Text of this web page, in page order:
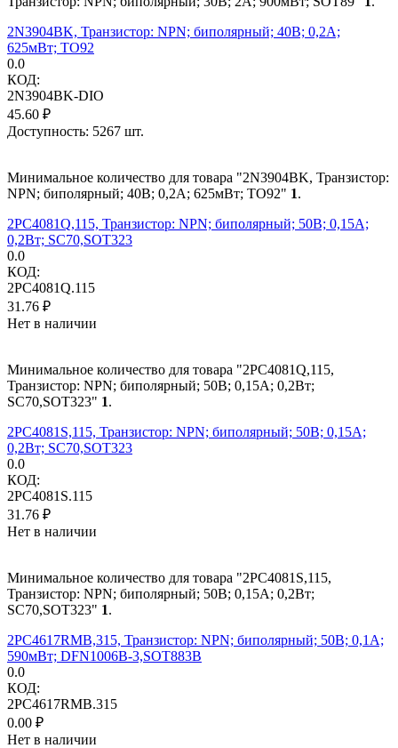
2N3904BK, Транзистор: NPN; биполярный; 40В; 0,2А;
625мВт; TO92
0.0
КОД:
2N3904BK-DIO
45.60 ₽
Доступность: 5267 шт.
Минимальное количество для товара "2N3904BK, Транзистор:
NPN; биполярный; 40В; 0,2А; 625мВт; TO92" 1.
2PC4081Q,115, Транзистор: NPN; биполярный; 50В; 0,15А;
0,2Вт; SC70,SOT323
0.0
КОД:
2PC4081Q.115
31.76 ₽
Нет в наличии
Минимальное количество для товара "2PC4081Q,115,
Транзистор: NPN; биполярный; 50В; 0,15А; 0,2Вт;
SC70,SOT323" 1.
2PC4081S,115, Транзистор: NPN; биполярный; 50В; 0,15А;
0,2Вт; SC70,SOT323
0.0
КОД:
2PC4081S.115
31.76 ₽
Нет в наличии
Минимальное количество для товара "2PC4081S,115,
Транзистор: NPN; биполярный; 50В; 0,15А; 0,2Вт;
SC70,SOT323" 1.
2PC4617RMB,315, Транзистор: NPN; биполярный; 50В; 0,1А;
590мВт; DFN1006B-3,SOT883B
0.0
КОД:
2PC4617RMB.315
0.00 ₽
Нет в наличии